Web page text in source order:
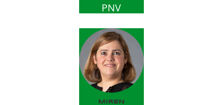
PNV
MIREN